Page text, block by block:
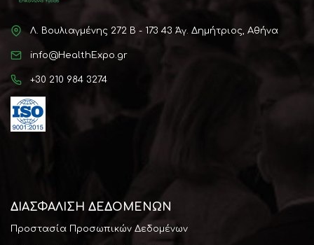
Λ. Βουλιαγμένης 272 Β - 173 43 Άγ. Δημήτριος, Αθήνα
info@HealthExpo.gr
+30 210 984 3274
ΔΙΑΣΦΆΛΙΣΗ ΔΕΔΟΜΕΝΩΝ
Προστασία Προσωπικών Δεδομένων